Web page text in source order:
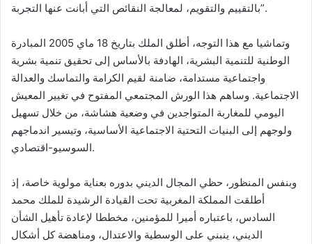
بالتقييم والتقويم، لمعالجة النقائص التي أبانت عنها التجربة”.
وتماشيا مع هذا التوجه، أطلق الملك بتاريخ 18 ماي 2005 المبادرة
الوطنية للتنمية البشرية، الهادفة بالأساس إلى تحقيق تنمية بشرية
واجتماعية مستدامة، ضامنة لقيم الكرامة والتماسك والعدالة
الاجتماعية. وساهم هذا الورش المجتمعي المفتوح في تغيير المعيش
اليومي للمغاربة المتواجدين في وضعية هشاشة، من خلال تسهيل
ولوجهم إلى البنيات التحتية الاجتماعية الأساسية، وتيسير اندماجهم
السوسيو-اقتصادي.
وبنفس المنظور، حظي المجال الديني بدوره بعناية مولوية خاصة، إذ
أطلقت المملكة المغربية تحت القيادة الرشيدة للملك محمد
السادس، باعتباره أميرا للمؤمنين، مخططا لإعادة تأهيل الشأن
الديني، ينبني على الوسطية والاعتدال، ومناهضة كل أشكال